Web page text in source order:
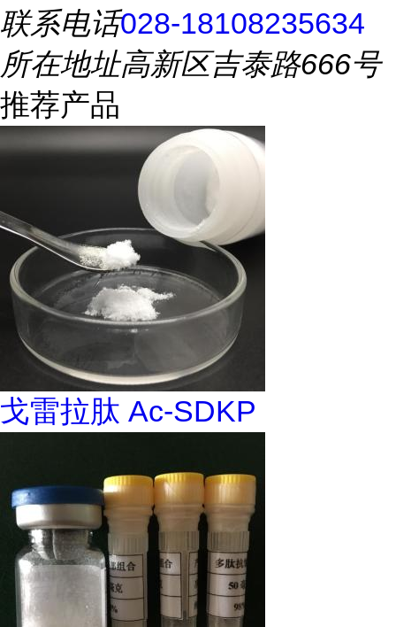
联系电话028-18108235634
所在地址高新区吉泰路666号
推荐产品
戈雷拉肽 Ac-SDKP